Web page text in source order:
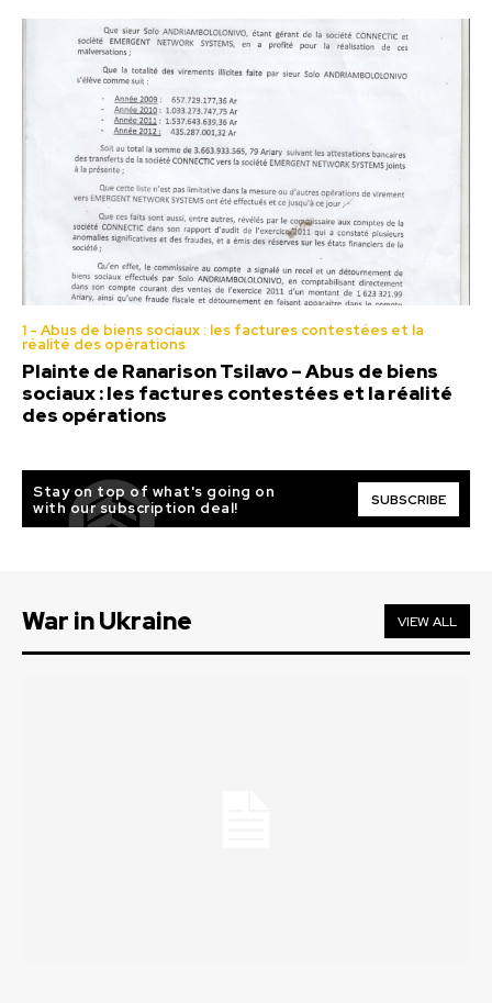
1 - Abus de biens sociaux : les factures contestées et la
réalité des opérations
Plainte de Ranarison Tsilavo – Abus de biens
sociaux : les factures contestées et la réalité
des opérations
Stay on top of what's going on
with our subscription deal!
SUBSCRIBE
War in Ukraine VIEW ALL